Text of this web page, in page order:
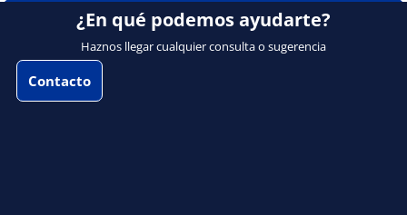
¿En qué podemos ayudarte?
Haznos llegar cualquier consulta o sugerencia
Contacto